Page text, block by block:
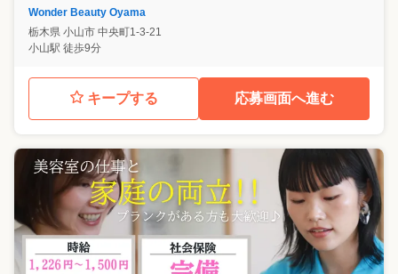
Wonder Beauty Oyama
栃木県 小山市 中央町1-3-21
小山駅 徒歩9分
キープする 応募画面へ進む